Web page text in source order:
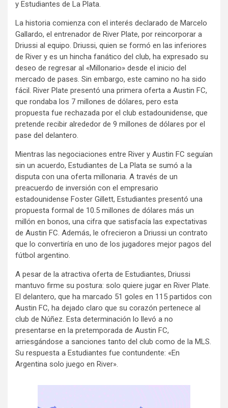
y Estudiantes de La Plata.
La historia comienza con el interés declarado de Marcelo
Gallardo, el entrenador de River Plate, por reincorporar a
Driussi al equipo. Driussi, quien se formó en las inferiores
de River y es un hincha fanático del club, ha expresado su
deseo de regresar al «Millonario» desde el inicio del
mercado de pases. Sin embargo, este camino no ha sido
fácil. River Plate presentó una primera oferta a Austin FC,
que rondaba los 7 millones de dólares, pero esta
propuesta fue rechazada por el club estadounidense, que
pretende recibir alrededor de 9 millones de dólares por el
pase del delantero.
Mientras las negociaciones entre River y Austin FC seguían
sin un acuerdo, Estudiantes de La Plata se sumó a la
disputa con una oferta millonaria. A través de un
preacuerdo de inversión con el empresario
estadounidense Foster Gillett, Estudiantes presentó una
propuesta formal de 10.5 millones de dólares más un
millón en bonos, una cifra que satisfacía las expectativas
de Austin FC. Además, le ofrecieron a Driussi un contrato
que lo convertiría en uno de los jugadores mejor pagos del
fútbol argentino.
A pesar de la atractiva oferta de Estudiantes, Driussi
mantuvo firme su postura: solo quiere jugar en River Plate.
El delantero, que ha marcado 51 goles en 115 partidos con
Austin FC, ha dejado claro que su corazón pertenece al
club de Núñez. Esta determinación lo llevó a no
presentarse en la pretemporada de Austin FC,
arriesgándose a sanciones tanto del club como de la MLS.
Su respuesta a Estudiantes fue contundente: «En
Argentina solo juego en River».